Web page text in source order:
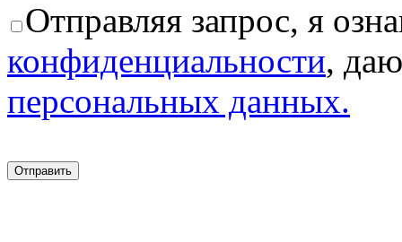
Отправляя запрос, я
конфиденциальности,
персональных данных.